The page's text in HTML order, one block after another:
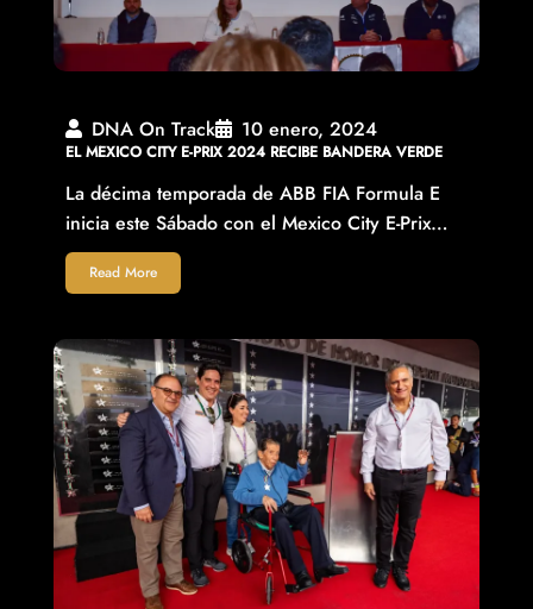
DNA On Track 10 enero, 2024
EL MEXICO CITY E-PRIX 2024 RECIBE BANDERA VERDE
La décima temporada de ABB FIA Formula E
inicia este Sábado con el Mexico City E-Prix…
Read More